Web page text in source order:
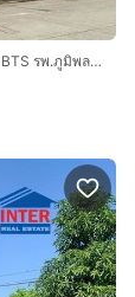
ทาวน์เฮ้าส์ 2 ชั้น 32.2 ตร.ว หมู่บ้านวิสต้า อเวนิว วัชรพล ใกล้ BTS รพ.ภูมิพลอดุลยเดช ซอยวัชรพล5 ถนนวัชรพล ถนนรามอินทรา เขตสายไหม กรุงเทพ